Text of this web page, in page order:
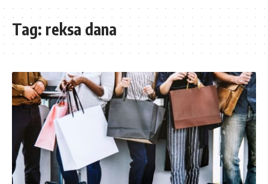
Tag: reksa dana